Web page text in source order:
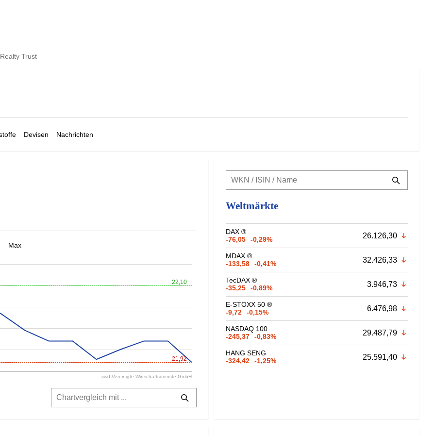
Trust
Devisen Nachrichten
Max
22,10
21,92
vwd Vereinigte Wirtschaftsdienste GmbH
Weltmärkte
DAX ®
-76,05
-0,29% 26.126,30
MDAX ®
-133,58
-0,41% 32.426,33
TecDAX ®
-35,25
-0,89% 3.946,73
E-STOXX 50 ®
-9,72
-0,15% 6.476,98
NASDAQ 100
-245,37
-0,83% 29.487,79
HANG SENG
-324,42
-1,25% 25.591,40